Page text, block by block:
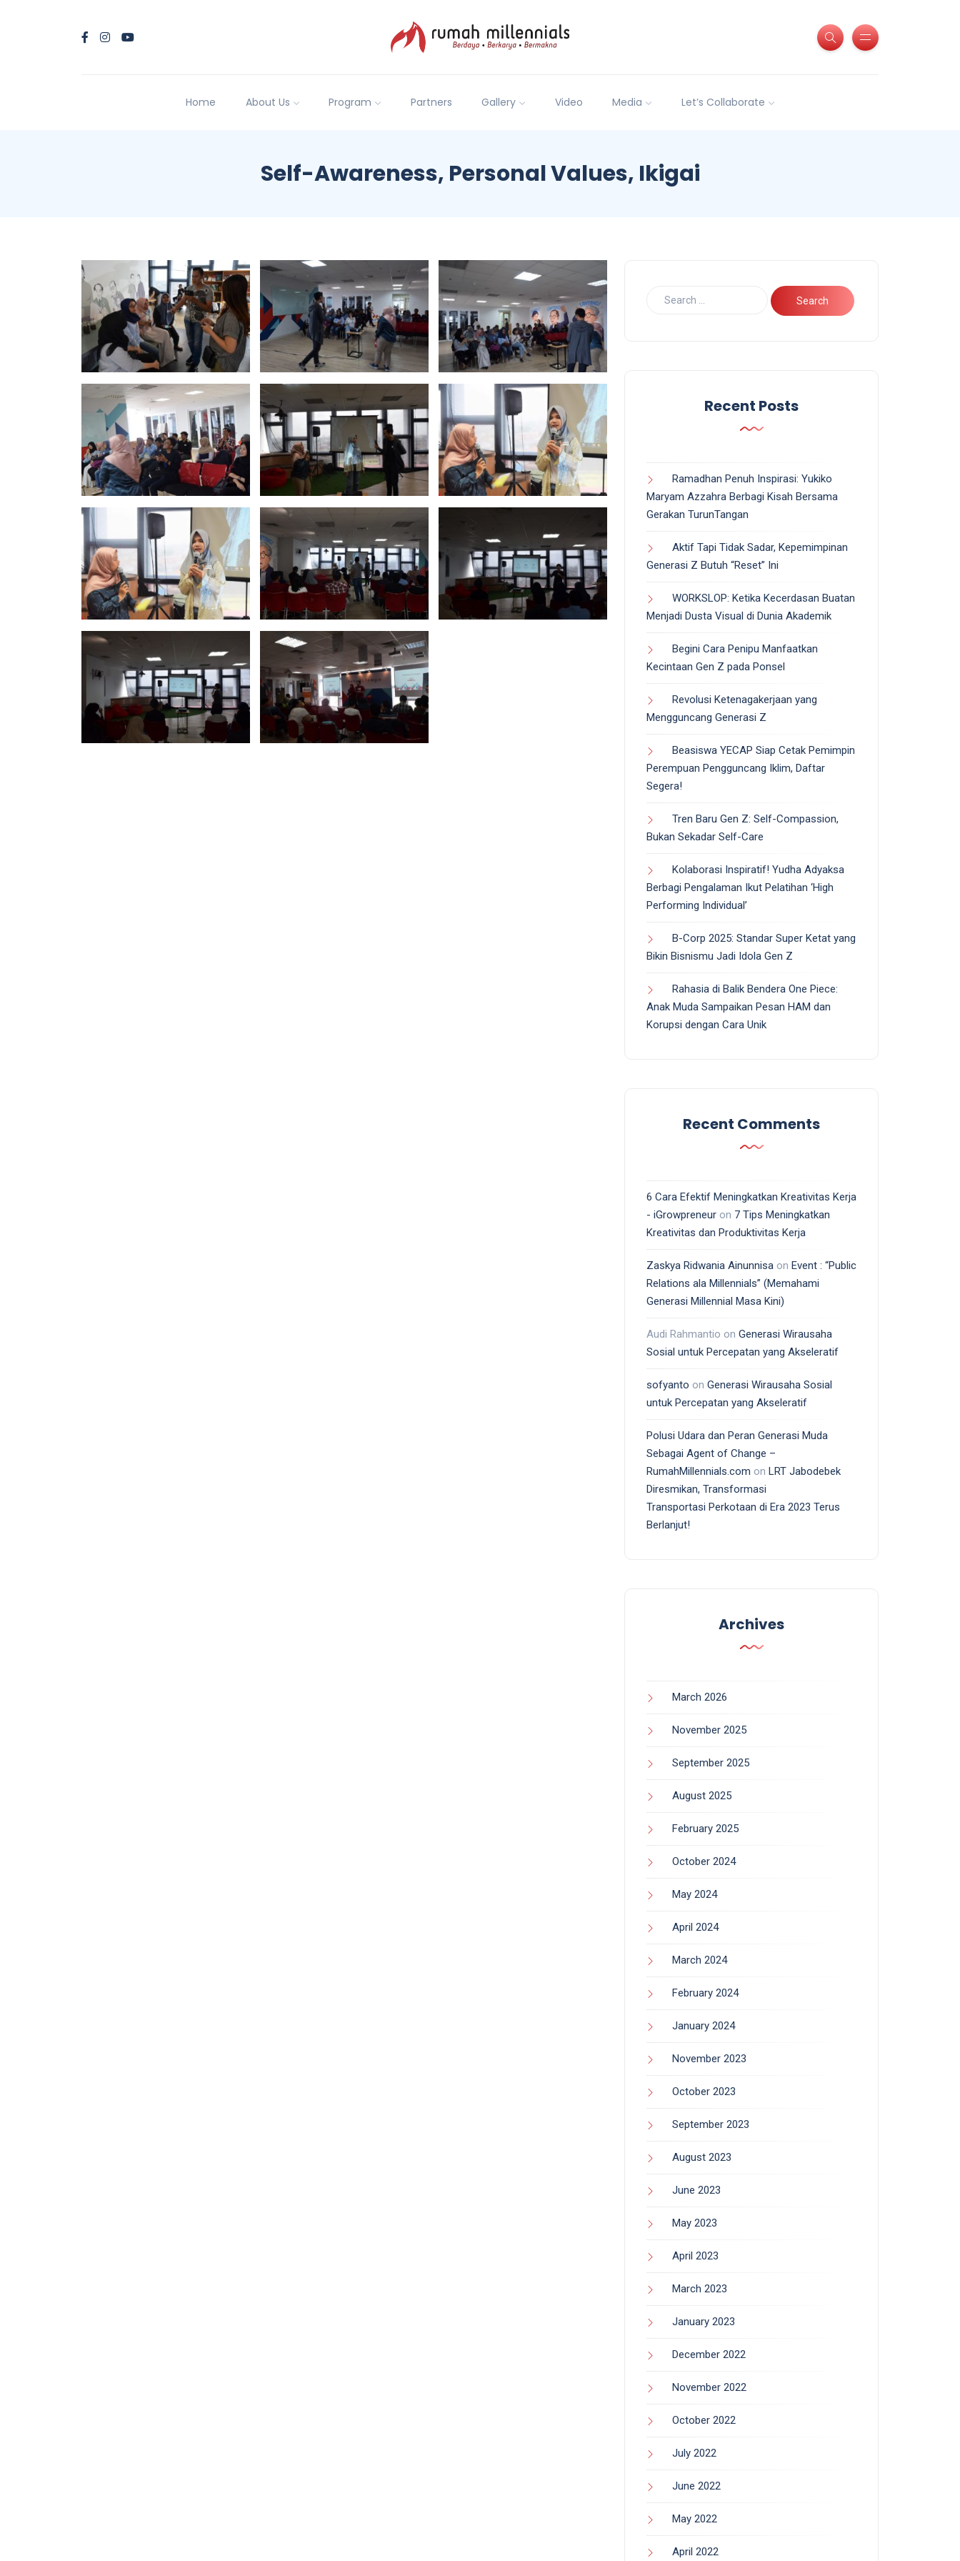
Home About Us Program Partners Gallery Video Media Let’s Collaborate
Self-Awareness, Personal Values, Ikigai
Recent Posts
Ramadhan Penuh Inspirasi: Yukiko
Maryam Azzahra Berbagi Kisah Bersama
Gerakan TurunTangan
Aktif Tapi Tidak Sadar, Kepemimpinan
Generasi Z Butuh “Reset” Ini
WORKSLOP: Ketika Kecerdasan Buatan
Menjadi Dusta Visual di Dunia Akademik
Begini Cara Penipu Manfaatkan
Kecintaan Gen Z pada Ponsel
Revolusi Ketenagakerjaan yang
Mengguncang Generasi Z
Beasiswa YECAP Siap Cetak Pemimpin
Perempuan Pengguncang Iklim, Daftar
Segera!
Tren Baru Gen Z: Self-Compassion,
Bukan Sekadar Self-Care
Kolaborasi Inspiratif! Yudha Adyaksa
Berbagi Pengalaman Ikut Pelatihan ‘High
Performing Individual’
B-Corp 2025: Standar Super Ketat yang
Bikin Bisnismu Jadi Idola Gen Z
Rahasia di Balik Bendera One Piece:
Anak Muda Sampaikan Pesan HAM dan
Korupsi dengan Cara Unik
Recent Comments
6 Cara Efektif Meningkatkan Kreativitas Kerja
- iGrowpreneur on 7 Tips Meningkatkan
Kreativitas dan Produktivitas Kerja
Zaskya Ridwania Ainunnisa on Event : “Public
Relations ala Millennials” (Memahami
Generasi Millennial Masa Kini)
Audi Rahmantio on Generasi Wirausaha
Sosial untuk Percepatan yang Akseleratif
sofyanto on Generasi Wirausaha Sosial
untuk Percepatan yang Akseleratif
Polusi Udara dan Peran Generasi Muda
Sebagai Agent of Change –
RumahMillennials.com on LRT Jabodebek
Diresmikan, Transformasi
Transportasi Perkotaan di Era 2023 Terus
Berlanjut!
Archives
March 2026
November 2025
September 2025
August 2025
February 2025
October 2024
May 2024
April 2024
March 2024
February 2024
January 2024
November 2023
October 2023
September 2023
August 2023
June 2023
May 2023
April 2023
March 2023
January 2023
December 2022
November 2022
October 2022
July 2022
June 2022
May 2022
April 2022